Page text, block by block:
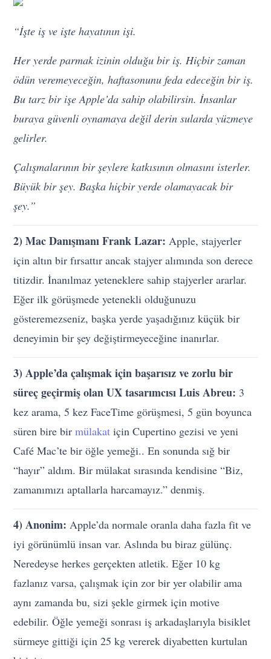
“İşte iş ve işte hayatının işi.
Her yerde parmak izinin olduğu bir iş. Hiçbir zaman
ödün veremeyeceğin, haftasonunu feda edeceğin bir iş.
Bu tarz bir işe Apple’da sahip olabilirsin. İnsanlar
buraya güvenli oynamaya değil derin sularda yüzmeye
gelirler.
Çalışmalarının bir şeylere katkısının olmasını isterler.
Büyük bir şey. Başka hiçbir yerde olamayacak bir
şey.”
2) Mac Danışmanı Frank Lazar: Apple, stajyerler
için altın bir fırsattır ancak stajyer alımında son derece
titizdir. İnanılmaz yeteneklere sahip stajyerler ararlar.
Eğer ilk görüşmede yetenekli olduğunuzu
gösteremezseniz, başka yerde yaşadığınız küçük bir
deneyimin bir şey değiştirmeyeceğine inanırlar.
3) Apple’da çalışmak için başarısız ve zorlu bir
süreç geçirmiş olan UX tasarımcısı Luis Abreu: 3
kez arama, 5 kez FaceTime görüşmesi, 5 gün boyunca
süren bire birmülakat için Cupertino gezisi ve yeni
Café Mac’te bir öğle yemeği.. En sonunda sığ bir
“hayır” aldım. Bir mülakat sırasında kendisine “Biz,
zamanımızı aptallarla harcamayız.” denmiş.
4) Anonim: Apple’da normale oranla daha fazla fit ve
iyi görünümlü insan var. Aslında bu biraz gülünç.
Neredeyse herkes gerçekten atletik. Eğer 10 kg
fazlanız varsa, çalışmak için zor bir yer olabilir ama
aynı zamanda bu, sizi şekle girmek için motive
edebilir. Öğle yemeği sonrası iş arkadaşlarıyla bisiklet
sürmeye gittiği için 25 kg vererek diyabetten kurtulan